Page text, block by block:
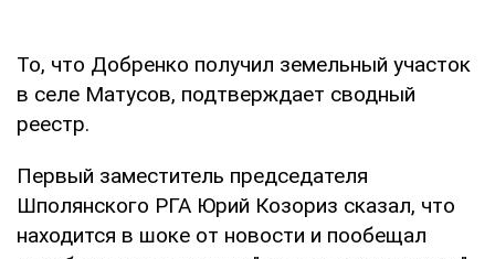
То, что Добренко получил земельный участок
в селе Матусов, подтверждает сводный
реестр.
Первый заместитель председателя
Шполянского РГА Юрий Козориз сказал, что
находится в шоке от новости и пообещал